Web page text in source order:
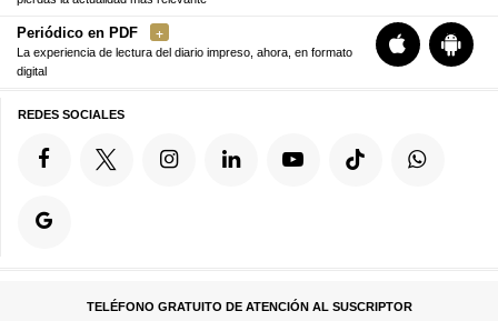
Periódico en PDF
La experiencia de lectura del diario impreso, ahora, en formato
digital
REDES SOCIALES
TELÉFONO GRATUITO DE ATENCIÓN AL SUSCRIPTOR